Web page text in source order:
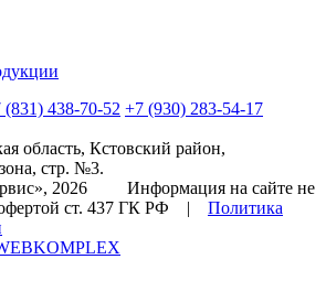
(831) 438-70-52 +7 (930) 283-54-17
область, Кстовский район,
стр. №3.
2026 Информация на сайте не
офертой ст. 437 ГК РФ | Политика